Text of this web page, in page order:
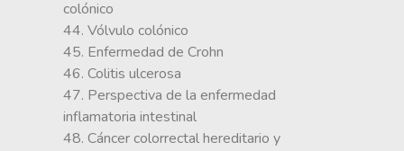
colónico
44. Vólvulo colónico
45. Enfermedad de Crohn
46. Colitis ulcerosa
47. Perspectiva de la enfermedad
inflamatoria intestinal
48. Cáncer colorrectal hereditario y